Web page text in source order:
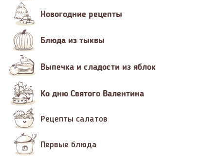
Новогодние рецепты
Блюда из тыквы
Выпечка и сладости из яблок
Ко дню Святого Валентина
Рецепты салатов
Первые блюда